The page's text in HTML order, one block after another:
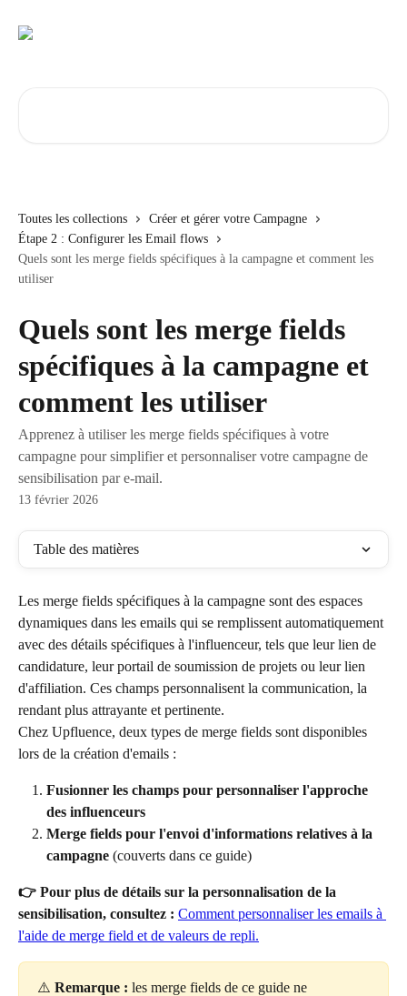
Toutes les collections
Créer et gérer votre Campagne
Étape 2 : Configurer les Email flows
Quels sont les merge fields spécifiques à la campagne et comment les
utiliser
Quels sont les merge fields
spécifiques à la campagne et
comment les utiliser
Apprenez à utiliser les merge fields spécifiques à votre
campagne pour simplifier et personnaliser votre campagne de
sensibilisation par e-mail.
13 février 2026
Table des matières
Les merge fields spécifiques à la campagne sont des espaces
dynamiques dans les emails qui se remplissent automatiquement
avec des détails spécifiques à l'influenceur, tels que leur lien de
candidature, leur portail de soumission de projets ou leur lien
d'affiliation. Ces champs personnalisent la communication, la
rendant plus attrayante et pertinente.
Chez Upfluence, deux types de merge fields sont disponibles
lors de la création d'emails :
Fusionner les champs pour personnaliser l'approche
des influenceurs
Merge fields pour l'envoi d'informations relatives à la
campagne (couverts dans ce guide)
👉 Pour plus de détails sur la personnalisation de la
sensibilisation, consultez : Comment personnaliser les emails à
l'aide de merge field et de valeurs de repli.
⚠️ Remarque : les merge fields de ce guide ne